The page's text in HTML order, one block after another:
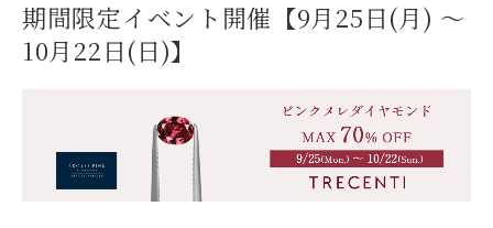
期間限定イベント開催【9月25日(月) ～
10月22日(日)】